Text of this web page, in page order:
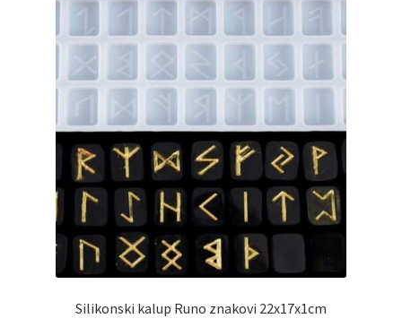
Silikonski kalup Runo znakovi 22x17x1cm